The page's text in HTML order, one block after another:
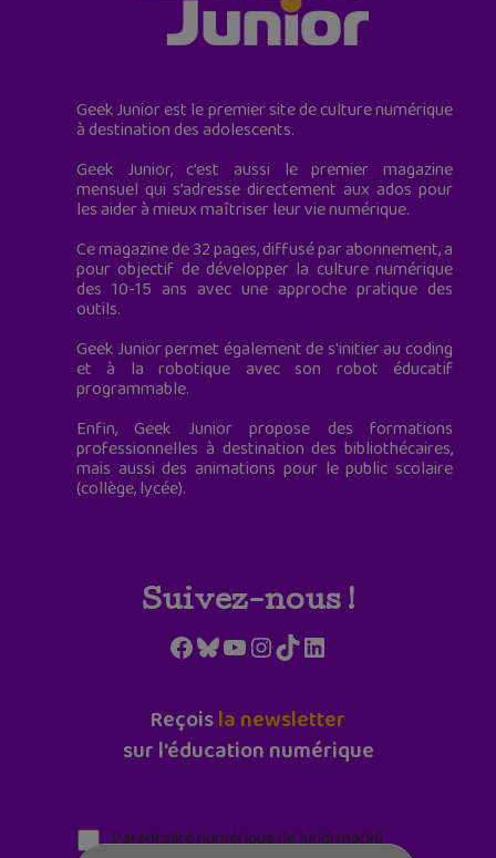
Geek Junior est le premier site de culture numérique
à destination des adolescents.
Geek Junior, c’est aussi le premier magazine
mensuel qui s’adresse directement aux ados pour
les aider à mieux maîtriser leur vie numérique.
Ce magazine de 32 pages, diffusé par abonnement, a
pour objectif de développer la culture numérique
des 10-15 ans avec une approche pratique des
outils.
Geek Junior permet également de s'initier au coding
et à la robotique avec son robot éducatif
programmable.
Enfin, Geek Junior propose des formations
professionnelles à destination des bibliothécaires,
mais aussi des animations pour le public scolaire
(collège, lycée).
Suivez-nous !
Facebook
Bluesky
YouTube
Instagram
TikTokLinkedIn
Reçoisla newsletter
sur l'éducation numérique
Parentalité numérique (le lundi matin)